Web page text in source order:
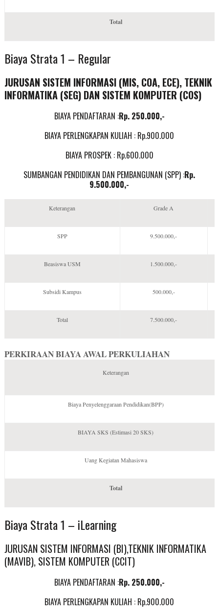
Total
Biaya Strata 1 – Regular
JURUSAN SISTEM INFORMASI (MIS, COA, ECE), TEKNIK
INFORMATIKA (SEG) DAN SISTEM KOMPUTER (COS)
BIAYA PENDAFTARAN :Rp. 250.000,-
BIAYA PERLENGKAPAN KULIAH : Rp.900.000
BIAYA PROSPEK : Rp.600.000
SUMBANGAN PENDIDIKAN DAN PEMBANGUNAN (SPP) :Rp.
9.500.000,-
Keterangan Grade A
SPP 9.500.000,-
Beasiswa USM 1.500.000,-
Subsidi Kampus 500.000,-
Total 7.500.000,-
PERKIRAAN BIAYA AWAL PERKULIAHAN
Keterangan
Biaya Penyelenggaraan Pendidikan(BPP)
BIAYA SKS (Estimasi 20 SKS)
Uang Kegiatan Mahasiswa
Total
Biaya Strata 1 – iLearning
JURUSAN SISTEM INFORMASI (BI),TEKNIK INFORMATIKA
(MAVIB), SISTEM KOMPUTER (CCIT)
BIAYA PENDAFTARAN :Rp. 250.000,-
BIAYA PERLENGKAPAN KULIAH : Rp.900.000